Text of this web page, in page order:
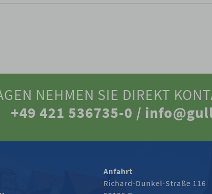
NEHMEN SIE DIREKT
+49 421 536735-0 /
Anfahrt
Richard-Dunkel-Straße 116